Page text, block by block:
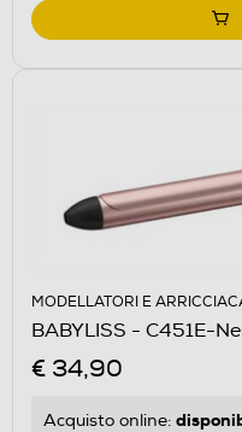
MODELLATORI E
BABYLISS - C451E-
€ 34,90
Acquisto online: